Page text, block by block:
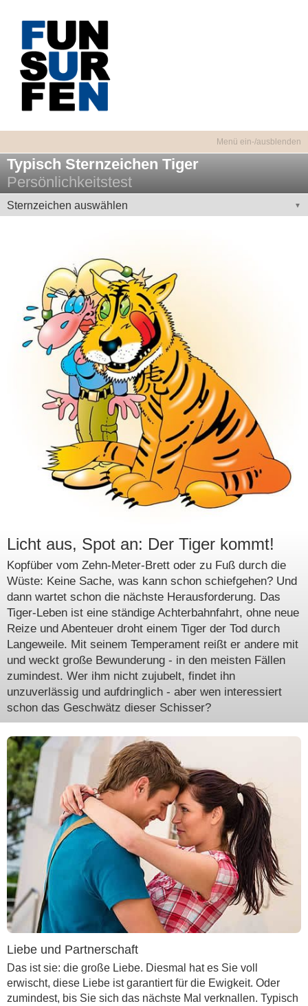
Typisch Sternzeichen Tiger
Persönlichkeitstest
Sternzeichen auswählen
Licht aus, Spot an: Der Tiger kommt!
Kopfüber vom Zehn-Meter-Brett oder zu Fuß durch die
Wüste: Keine Sache, was kann schon schiefgehen? Und
dann wartet schon die nächste Herausforderung. Das
Tiger-Leben ist eine ständige Achterbahnfahrt, ohne neue
Reize und Abenteuer droht einem Tiger der Tod durch
Langeweile. Mit seinem Temperament reißt er andere mit
und weckt große Bewunderung - in den meisten Fällen
zumindest. Wer ihm nicht zujubelt, findet ihn
unzuverlässig und aufdringlich - aber wen interessiert
schon das Geschwätz dieser Schisser?
Liebe und Partnerschaft
Das ist sie: die große Liebe. Diesmal hat es Sie voll
erwischt, diese Liebe ist garantiert für die Ewigkeit. Oder
zumindest, bis Sie sich das nächste Mal verknallen. Typisch